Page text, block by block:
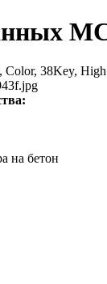
38Key,
на бетон